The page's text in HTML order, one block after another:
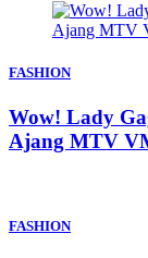
FASHION
Wow! Lady
Ajang MTV
FASHION